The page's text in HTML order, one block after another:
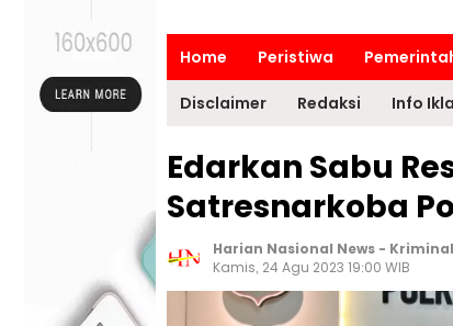
Home Peristiwa
Disclaimer Redaksi Info
Edarkan Sabu
Satresnarkoba
Harian Nasional News - Kriminal
Kamis, 24 Agu 2023 19:00 WIB